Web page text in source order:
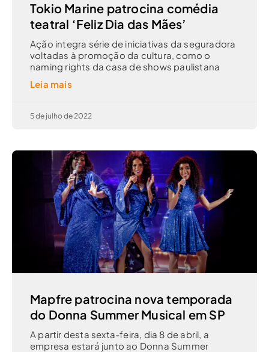
Tokio Marine patrocina comédia
teatral ‘Feliz Dia das Mães’
Ação integra série de iniciativas da seguradora
voltadas à promoção da cultura, como o
naming rights da casa de shows paulistana
Leia mais
5 de julho de 2022
Mapfre patrocina nova temporada
do Donna Summer Musical em SP
A partir desta sexta-feira, dia 8 de abril, a
empresa estará junto ao Donna Summer